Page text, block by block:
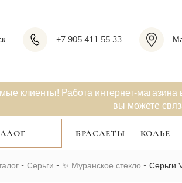
+7 905 411 55 33
клиенты! Работа интернет-
вы можете
БРАСЛЕТЫ КОЛЬЕ
Серьги ✨ Муранское стекло Серьги